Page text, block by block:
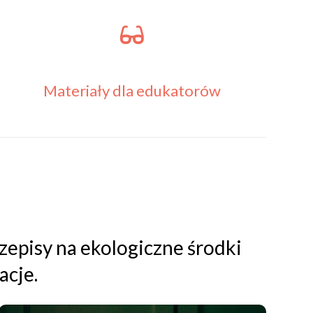
Materiały dla edukatorów
na ekologiczne środki